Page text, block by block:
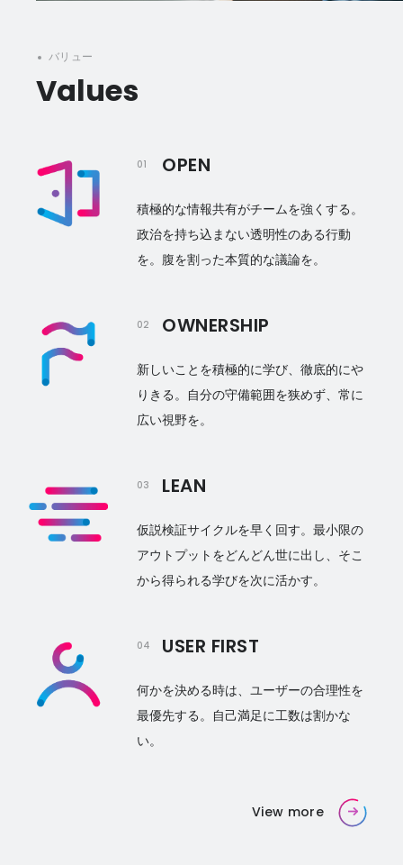
バリュー
Values
View more
01 OPEN
積極的な情報共有がチームを強くする。
政治を持ち込まない透明性のある行動
を。腹を割った本質的な議論を。
02 OWNERSHIP
新しいことを積極的に学び、徹底的にや
りきる。自分の守備範囲を狭めず、常に
広い視野を。
03 LEAN
仮説検証サイクルを早く回す。最小限の
アウトプットをどんどん世に出し、そこ
から得られる学びを次に活かす。
04 USER FIRST
何かを決める時は、ユーザーの合理性を
最優先する。自己満足に工数は割かな
い。